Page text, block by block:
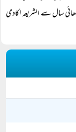
سال سے الشریعہ اکادمی